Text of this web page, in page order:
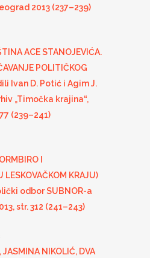
2013 (237–239)
ACE STANOJEVIĆA.
POLITIČKOG
Ivan D. Potić i Agim J.
„Timočka krajina“,
(239–241)
I
LESKOVAČKOM KRAJU)
odbor SUBNOR-a
str. 312 (241–243)
JASMINA NIKOLIĆ, DVA